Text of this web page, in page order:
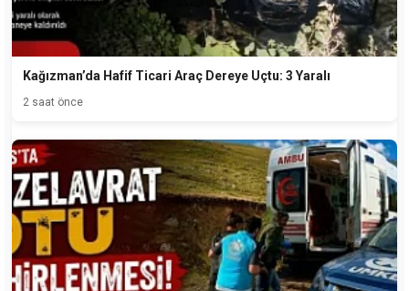
Kağızman’da Hafif Ticari Araç Dereye Uçtu: 3 Yaralı
2 saat önce